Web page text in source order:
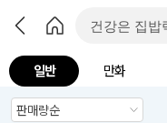
일반 만화